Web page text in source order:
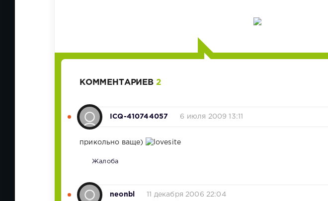
КОММЕНТАРИЕВ 2
ICQ-410744057 6 июля 2009 13:11
прикольно ваще)
Жалоба
neonbl 11 декабря 2006 22:04